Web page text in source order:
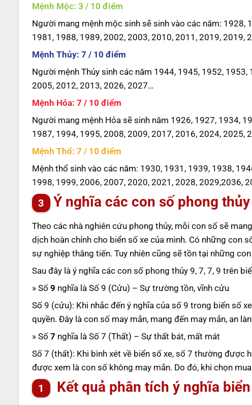
Mệnh Mộc: 3 / 10 điểm
Người mang mệnh mộc sinh sẽ sinh vào các năm:
1981, 1988, 1989, 2002, 2003, 2010, 2011, 2019, 2019,
Mệnh Thủy: 7 / 10 điểm
Người mệnh Thủy sinh các năm 1944, 1945, 1952,
2005, 2012, 2013, 2026, 2027…
Mệnh Hỏa: 7 / 10 điểm
Người mang mệnh Hỏa sẽ sinh năm 1926, 1927, 1934,
1987, 1994, 1995, 2008, 2009, 2017, 2016, 2024, 2025,
Mệnh Thổ: 7 / 10 điểm
Mệnh thổ sinh vào các năm: 1930, 1931, 1939, 1938,
1998, 1999, 2006, 2007, 2020, 2021, 2028, 2029,2036,
Ý nghĩa các con số phong
Theo các nhà nghiên cứu phong thủy, mỗi con số sẽ
dịch hoàn chỉnh cho biển số xe của mình. Có những con
sự nghiệp thăng tiến. Tuy nhiên cũng sẽ tồn tại những
Sau đây là ý nghĩa các con số phong thủy 9, 7, 7, 9 trên
» Số 9 nghĩa là Số 9 (Cửu) – Sự trường tồn, vĩnh cửu
Số 9 (cửu): Khi nhắc đến ý nghĩa của số 9 trong biển số
quyền. Đây là con số may mắn, mang đến may mắn, an
» Số 7 nghĩa là Số 7 (Thất) – Sự thất bát, mất mát
Số 7 (thất): Khi bình xét về biển số xe, số 7 thường được
được xem là con số không may mắn. Do đó, khi chọn
Kết quả phân tích ý nghĩa